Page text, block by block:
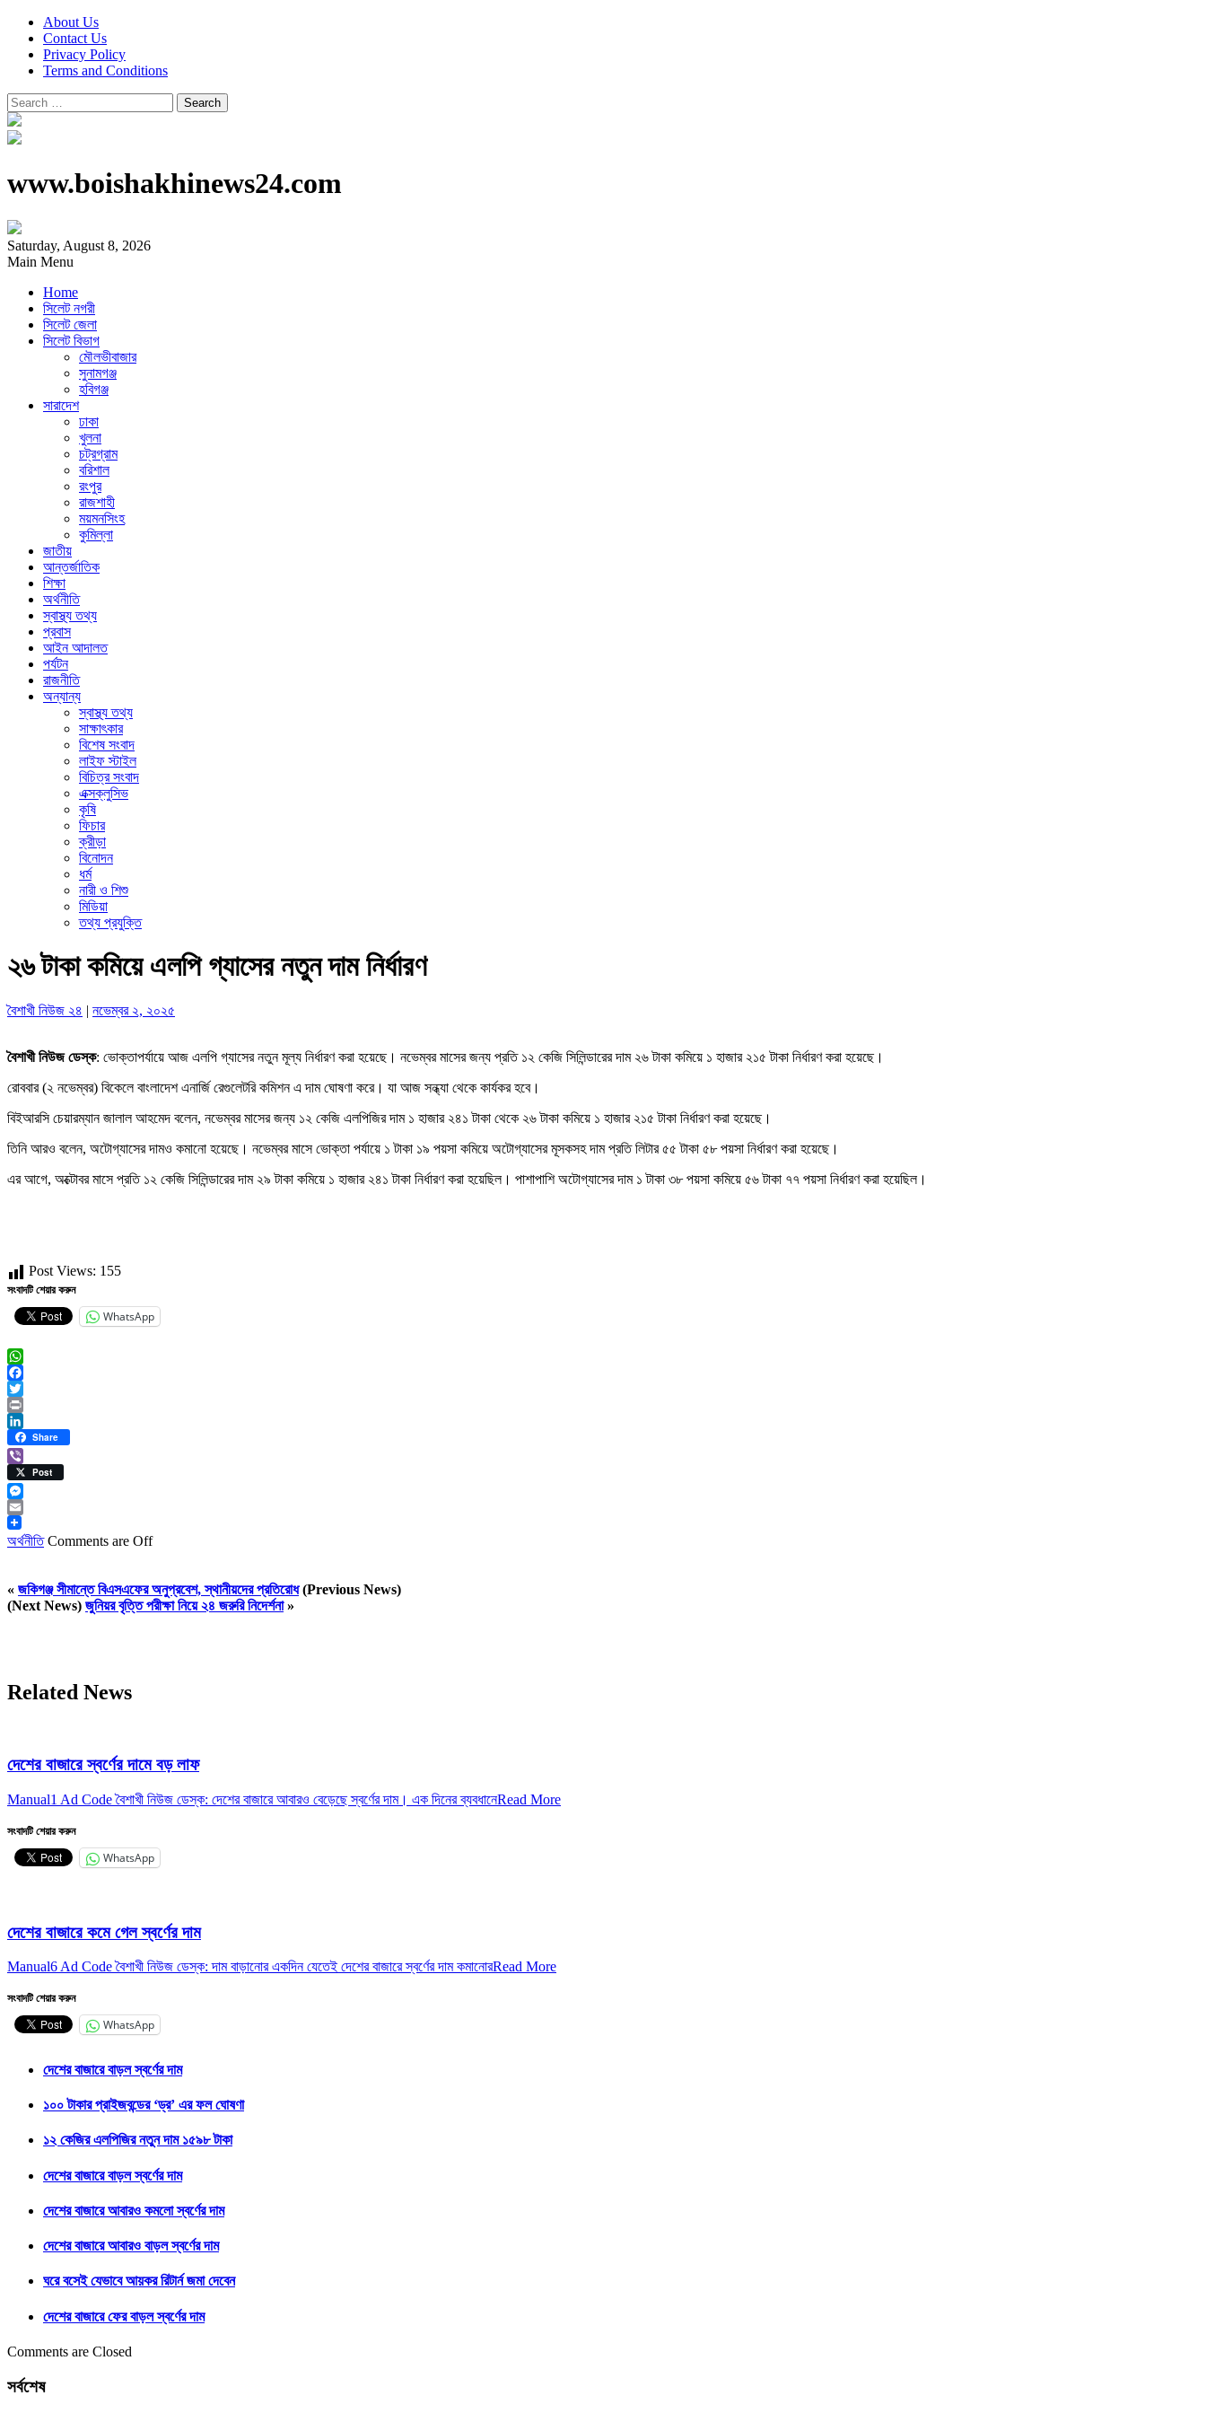
About Us
Contact Us
Privacy Policy
Terms and Conditions
Search
for:
www.boishakhinews24.com
Saturday, August 8, 2026
Main Menu
Home
সিলেট নগরী
সিলেট জেলা
সিলেট বিভাগ
মৌলভীবাজার
সুনামগঞ্জ
হবিগঞ্জ
সারাদেশ
ঢাকা
খুলনা
চট্রগ্রাম
বরিশাল
রংপুর
রাজশাহী
ময়মনসিংহ
কুমিল্লা
জাতীয়
আন্তর্জাতিক
শিক্ষা
অর্থনীতি
স্বাস্থ্য তথ্য
প্রবাস
আইন আদালত
পর্যটন
রাজনীতি
অন্যান্য
স্বাস্থ্য তথ্য
সাক্ষাৎকার
বিশেষ সংবাদ
লাইফ স্টাইল
বিচিত্র সংবাদ
এক্সক্লুসিভ
কৃষি
ফিচার
ক্রীড়া
বিনোদন
ধর্ম
নারী ও শিশু
মিডিয়া
তথ্য প্রযুক্তি
২৬ টাকা কমিয়ে এলপি গ্যাসের নতুন দাম নির্ধারণ
বৈশাখী নিউজ ২৪ | নভেম্বর ২, ২০২৫
বৈশাখী নিউজ ডেস্ক: ভোক্তাপর্যায়ে আজ এলপি গ্যাসের নতুন মূল্য নির্ধারণ করা হয়েছে। নভেম্বর মাসের জন্য প্রতি ১২ কেজি সিলিন্ডারের দাম ২৬ টাকা কমিয়ে ১ হাজার ২১৫ টাকা নির্ধারণ করা হয়েছে।
রোববার (২ নভেম্বর) বিকেলে বাংলাদেশ এনার্জি রেগুলেটরি কমিশন এ দাম ঘোষণা করে। যা আজ সন্ধ্যা থেকে কার্যকর হবে।
বিইআরসি চেয়ারম্যান জালাল আহমেদ বলেন, নভেম্বর মাসের জন্য ১২ কেজি এলপিজির দাম ১ হাজার ২৪১ টাকা থেকে ২৬ টাকা কমিয়ে ১ হাজার ২১৫ টাকা নির্ধারণ করা হয়েছে।
তিনি আরও বলেন, অটোগ্যাসের দামও কমানো হয়েছে। নভেম্বর মাসে ভোক্তা পর্যায়ে ১ টাকা ১৯ পয়সা কমিয়ে অটোগ্যাসের মূসকসহ দাম প্রতি লিটার ৫৫ টাকা ৫৮ পয়সা নির্ধারণ করা হয়েছে।
এর আগে, অক্টোবর মাসে প্রতি ১২ কেজি সিলিন্ডারের দাম ২৯ টাকা কমিয়ে ১ হাজার ২৪১ টাকা নির্ধারণ করা হয়েছিল। পাশাপাশি অটোগ্যাসের দাম ১ টাকা ৩৮ পয়সা কমিয়ে ৫৬ টাকা ৭৭ পয়সা নির্ধারণ করা হয়েছিল।
Post Views: 155
সংবাদটি শেয়ার করুন
WhatsApp
WhatsApp
Facebook
Twitter
Print
LinkedIn
Share
ViberPost
Messenger
Email
অর্থনীতি Comments are Off
« জকিগঞ্জ সীমান্তে বিএসএফের অনুপ্রবেশ, স্থানীয়দের প্রতিরোধ(Previous News)
(Next News) জুনিয়র বৃত্তি পরীক্ষা নিয়ে ২৪ জরুরি নিদের্শনা»
Related News
দেশের বাজারে স্বর্ণের দামে বড় লাফ
Manual1 Ad Code বৈশাখী নিউজ ডেস্ক: দেশের বাজারে আবারও বেড়েছে স্বর্ণের দাম। এক দিনের ব্যবধানেRead More
সংবাদটি শেয়ার করুন
WhatsApp
দেশের বাজারে কমে গেল স্বর্ণের দাম
Manual6 Ad Code বৈশাখী নিউজ ডেস্ক: দাম বাড়ানোর একদিন যেতেই দেশের বাজারে স্বর্ণের দাম কমানোরRead More
সংবাদটি শেয়ার করুন
WhatsApp
দেশের বাজারে বাড়ল স্বর্ণের দাম
১০০ টাকার প্রাইজবন্ডের ‘ড্র’ এর ফল ঘোষণা
১২ কেজির এলপিজির নতুন দাম ১৫৯৮ টাকা
দেশের বাজারে বাড়ল স্বর্ণের দাম
দেশের বাজারে আবারও কমলো স্বর্ণের দাম
দেশের বাজারে আবারও বাড়ল স্বর্ণের দাম
ঘরে বসেই যেভাবে আয়কর রিটার্ন জমা দেবেন
দেশের বাজারে ফের বাড়ল স্বর্ণের দাম
Comments are Closed
সর্বশেষ